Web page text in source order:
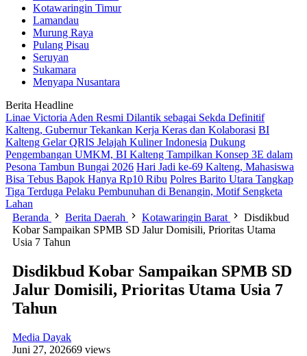
Kotawaringin Timur
Lamandau
Murung Raya
Pulang Pisau
Seruyan
Sukamara
Menyapa Nusantara
Berita Headline
Linae Victoria Aden Resmi Dilantik sebagai Sekda Definitif
Kalteng, Gubernur Tekankan Kerja Keras dan Kolaborasi BI
Kalteng Gelar QRIS Jelajah Kuliner Indonesia Dukung
Pengembangan UMKM, BI Kalteng Tampilkan Konsep 3E dalam
Pesona Tambun Bungai 2026 Hari Jadi ke-69 Kalteng, Mahasiswa
Bisa Tebus Bapok Hanya Rp10 Ribu Polres Barito Utara Tangkap
Tiga Terduga Pelaku Pembunuhan di Benangin, Motif Sengketa
Lahan
Beranda
Berita Daerah Kotawaringin Barat
Disdikbud
Kobar Sampaikan SPMB SD Jalur Domisili, Prioritas Utama
Usia 7 Tahun
Disdikbud Kobar Sampaikan SPMB SD
Jalur Domisili, Prioritas Utama Usia 7
Tahun
Media Dayak
Juni 27, 202669 views